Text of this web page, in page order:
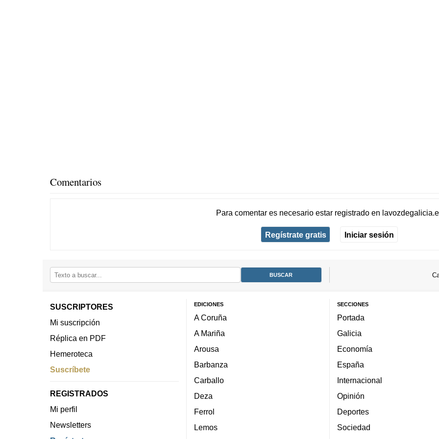
Comentarios
Para comentar es necesario estar registradoen
Regístrate gratis Iniciar sesión
SUSCRIPTORES
Mi suscripción
Réplica en PDF
Hemeroteca
Suscríbete
REGISTRADOS
Mi perfil
Newsletters
EDICIONES
A Coruña
A Mariña
Arousa
Barbanza
Carballo
Deza
Ferrol
Lemos
SECCIONES
Portada
Galicia
Economía
España
Internacional
Opinión
Deportes
Sociedad